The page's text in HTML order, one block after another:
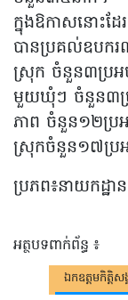
ក្នុងឱកាសនោះដ
បានប្រគល់ឧបក
ស្រុក ចំនួន៣ប្រអ
មួយឃុំៗ ចំនួន៣ប្
ភាព ចំនួន១២ប្រអ
ស្រុកចំនួន១៧ប្រ
ប្រភព៖នាយកដ្ឋា
អត្ថបទពាក់ព័ន្ធ ៖
ឯកឧត្តមកិត្តិ